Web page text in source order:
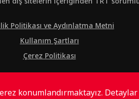
Politikası ve Aydınlatma Metni
Kullanım Şartları
Çerez Politikası
konumlandırmaktayız.